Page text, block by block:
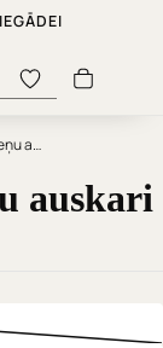
Daudzkrāsainu akmeņu auskari
auskari